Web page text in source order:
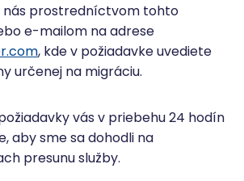
nás prostredníctvom tohto
e-mailom na adrese
, kde v požiadavke uvediete
určenej na migráciu.
vás v priebehu 24 hodín
aby sme sa dohodli na
presunu služby.